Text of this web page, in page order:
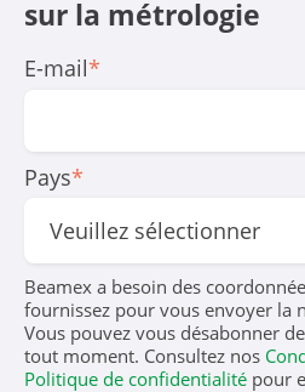
sur la mé­trologie
E-mail*
Pays*
Beamex a besoin des
fournissez pour vous envoyer la
Vous pouvez vous désabonner
tout moment. Consultez nos
Politique de confidentialité pour